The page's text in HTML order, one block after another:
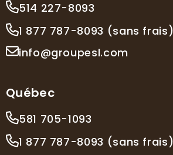
514 227-8093
1 877 787-8093 (sans frais)
info@groupesl.com
Québec
581 705-1093
1 877 787-8093 (sans frais)